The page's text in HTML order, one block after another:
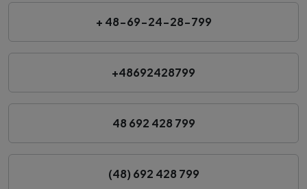
+ 48-69-24-28-799
+48692428799
48 692 428 799
(48) 692 428 799